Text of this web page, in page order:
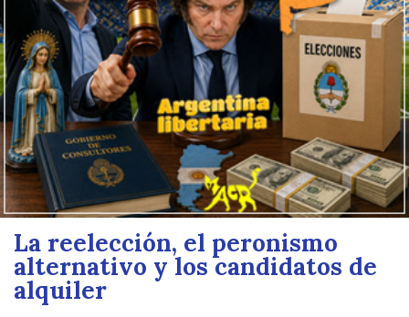
La reelección, el peronismo
alternativo y los candidatos de
alquiler